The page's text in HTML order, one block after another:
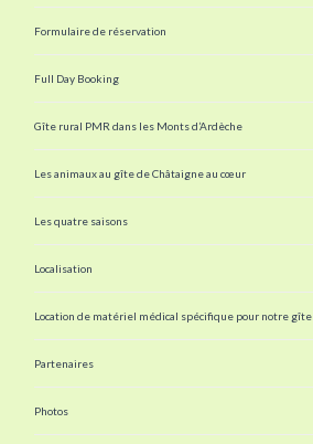
Formulaire de réservation
Full Day Booking
Gîte rural PMR dans les Monts d’Ardèche
Les animaux au gîte de Châtaigne au cœur
Les quatre saisons
Localisation
Location de matériel médical spécifique pour notre gîte
Partenaires
Photos